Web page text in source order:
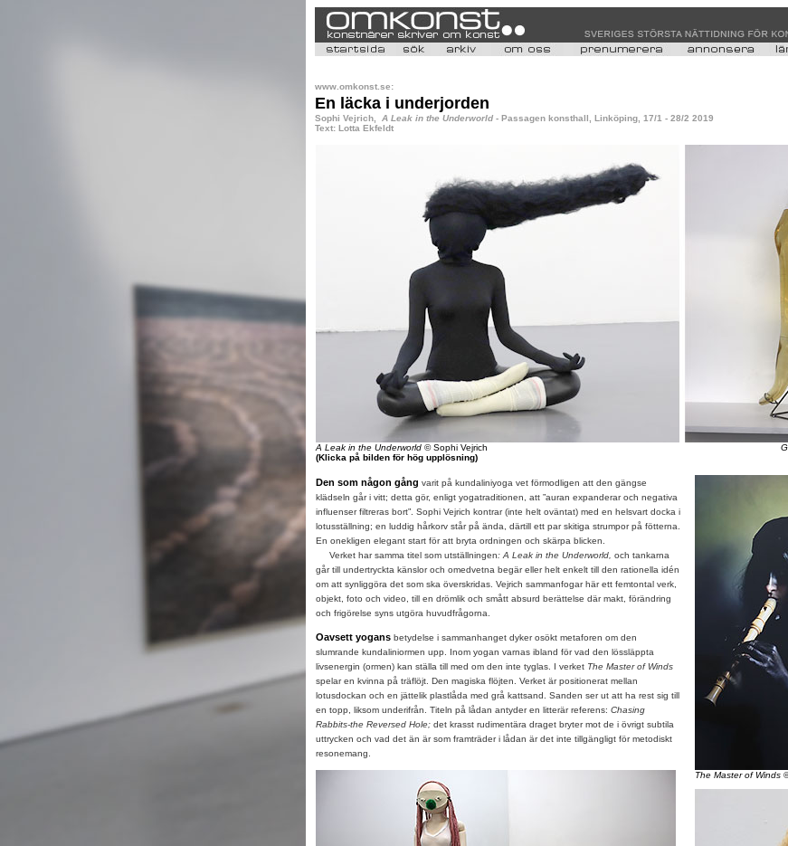
www.omkonst.se:
En läcka i underjorden
Sophi Vejrich, A Leak in the Underworld - Passagen konsthall, Linköping, 17/1 - 28/2 2019
Text: Lotta Ekfeldt
A Leak in the Underworld © Sophi Vejrich
(Klicka på bilden för hög upplösning)
Den som någon gång varit på kundaliniyoga vet förmodligen att den gängse
klädseln går i vitt; detta gör, enligt yogatraditionen, att ”auran expanderar och negativa
influenser filtreras bort”. Sophi Vejrich kontrar (inte helt oväntat) med en helsvart docka i
lotusställning; en luddig hårkorv står på ända, därtill ett par skitiga strumpor på fötterna.
En onekligen elegant start för att bryta ordningen och skärpa blicken.
Verket har samma titel som utställningen: A Leak in the Underworld, och tankarna
går till undertryckta känslor och omedvetna begär eller helt enkelt till den rationella idén
om att synliggöra det som ska överskridas. Vejrich sammanfogar här ett femtontal verk,
objekt, foto och video, till en drömlik och smått absurd berättelse där makt, förändring
och frigörelse syns utgöra huvudfrågorna.
Oavsett yogansbetydelse i sammanhanget dyker osökt metaforen om den
slumrande kundaliniormen upp. Inom yogan varnas ibland för vad den lössläppta
livsenergin (ormen) kan ställa till med om den inte tyglas. I verket The Master of Winds
spelar en kvinna på träflöjt. Den magiska flöjten. Verket är positionerat mellan
lotusdockan och en jättelik plastlåda med grå kattsand. Sanden ser ut att ha rest sig till
en topp, liksom underifrån. Titeln på lådan antyder en litterär referens: Chasing
Rabbits-the Reversed Hole; det krasst rudimentära draget bryter mot de i övrigt subtila
uttrycken och vad det än är som framträder i lådan är det inte tillgängligt för metodiskt
resonemang.
The Master of Winds